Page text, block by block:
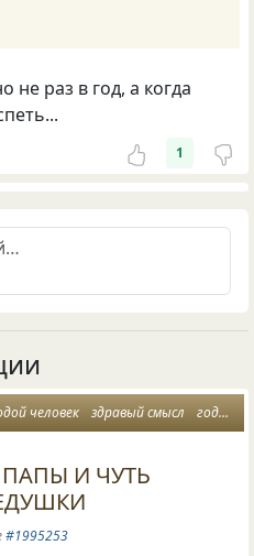
раз в год, а когда
1
человек здравый смысл годы
И ЧУТЬ
#1995253